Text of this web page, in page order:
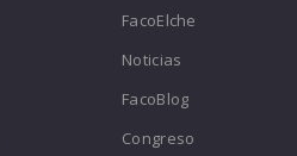
FacoElche
Noticias
FacoBlog
Congreso